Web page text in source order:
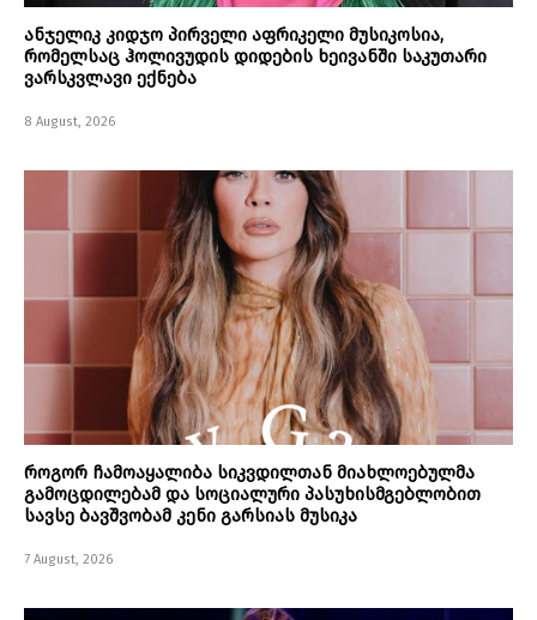
ანჯელიკ კიდჯო პირველი აფრიკელი მუსიკოსია,
რომელსაც ჰოლივუდის დიდების ხეივანში საკუთარი
ვარსკვლავი ექნება
8 August, 2026
როგორ ჩამოაყალიბა სიკვდილთან მიახლოებულმა
გამოცდილებამ და სოციალური პასუხისმგებლობით
სავსე ბავშვობამ კენი გარსიას მუსიკა
7 August, 2026